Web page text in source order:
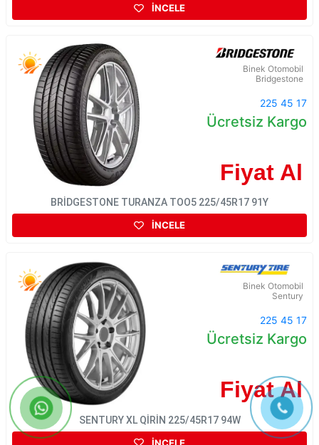
İNCELE
Binek Otomobil
Bridgestone
225 45 17
Ücretsiz Kargo
Fiyat Al
BRİDGESTONE TURANZA TOO5 225/45R17 91Y
İNCELE
Binek Otomobil
Sentury
225 45 17
Ücretsiz Kargo
Fiyat Al
SENTURY XL QİRİN 225/45R17 94W
İNCELE